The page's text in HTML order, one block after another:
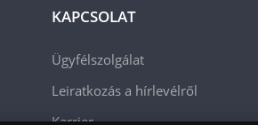
KAPCSOLAT
Ügyfélszolgálat
Leiratkozás a hírlevélről